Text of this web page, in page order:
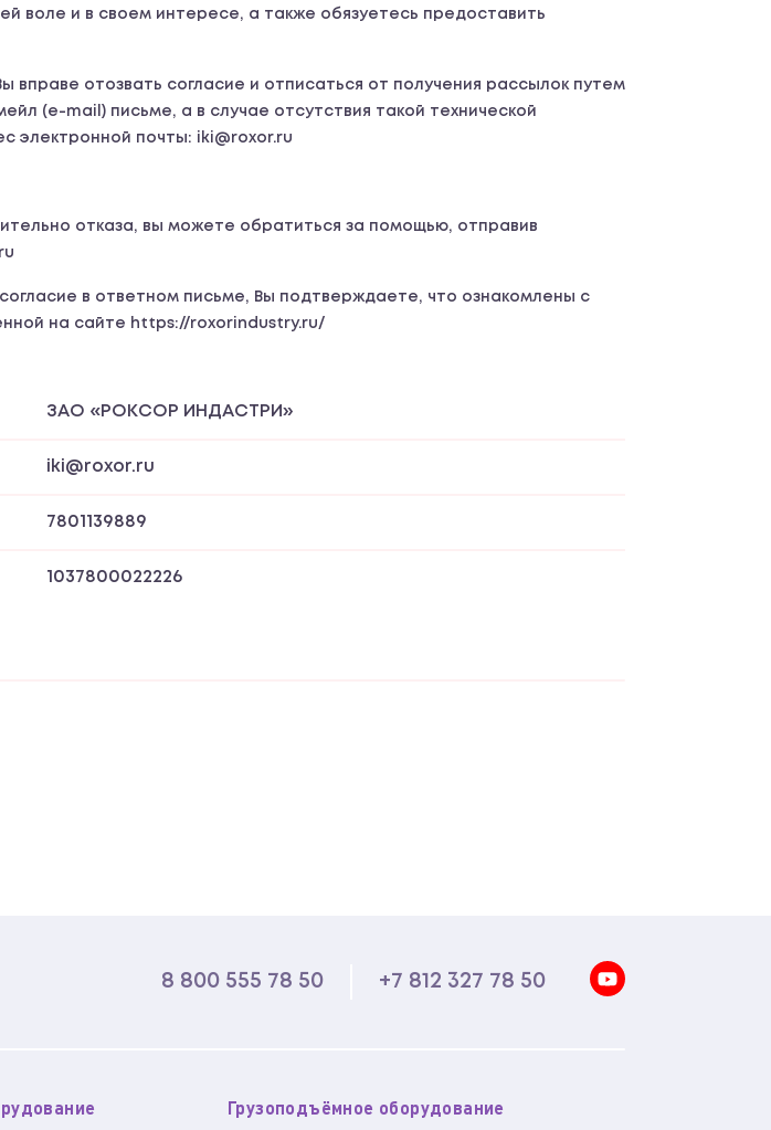
воле и в своем интересе, а также обязуетесь предоставить
отозвать согласие и отписаться от получения рассылок путем
(e-mail) письме, а в случае отсутствия такой технической
электронной почты: iki@roxor.ru
отказа, вы можете обратиться за помощью, отправив
в ответном письме, Вы подтверждаете, что ознакомлены с
на сайте https://roxorindustry.ru/
ЗАО «РОКСОР ИНДАСТРИ»
iki@roxor.ru
7801139889
1037800022226
8 800 555 78 50 +7 812 327 78 50
Грузоподъёмное оборудование